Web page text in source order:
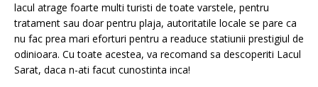
lacul atrage foarte multi turisti de toate varstele, pentru
tratament sau doar pentru plaja, autoritatile locale se pare ca
nu fac prea mari eforturi pentru a readuce statiunii prestigiul de
odinioara. Cu toate acestea, va recomand sa descoperiti Lacul
Sarat, daca n-ati facut cunostinta inca!